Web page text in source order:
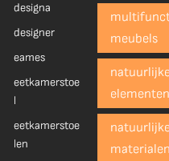
designa
designer
eames
eetkamerstoe
l
eetkamerstoe
len
meubels